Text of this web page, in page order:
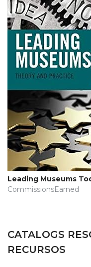
Leading Museums
CommissionsEarned
CATALOGS
RECURSOS